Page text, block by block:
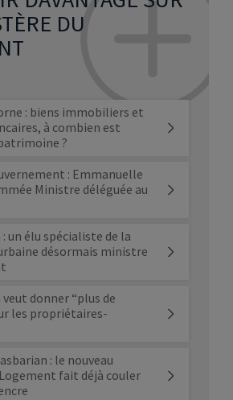
DU
: biens immobiliers et
à combien est
?
: Emmanuelle
Ministre déléguée au
un élu spécialiste de la
désormais ministre
donner “plus de
les propriétaires-
: le nouveau
fait déjà couler